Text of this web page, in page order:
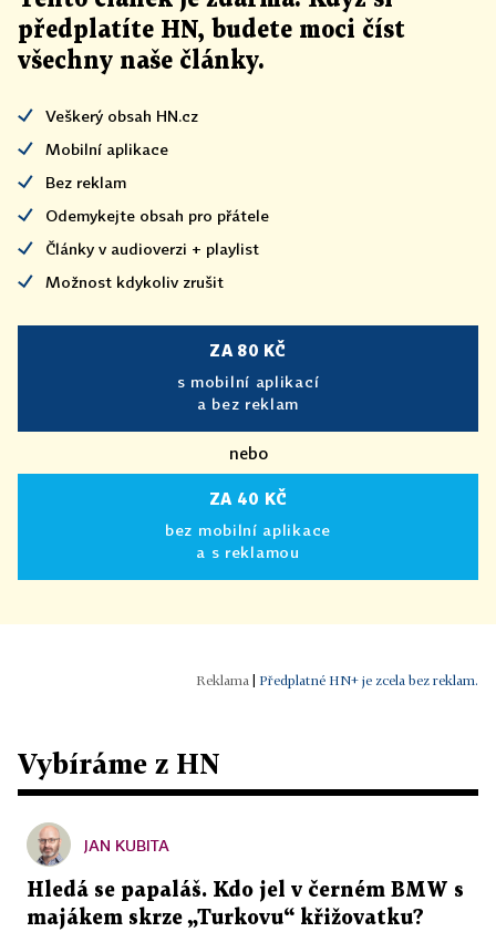
předplatíte HN, budete moci číst
všechny naše články.
Veškerý obsah HN.cz
Mobilní aplikace
Bez reklam
Odemykejte obsah pro přátele
Články v audioverzi + playlist
Možnost kdykoliv zrušit
ZA 80 KČ
s mobilní aplikací
a bez reklam
nebo
ZA 40 KČ
bez mobilní aplikace
a s reklamou
Předplatné HN+ je zcela bez reklam.
Vybíráme z HN
JAN KUBITA
Hledá se papaláš. Kdo jel v černém BMW s
majákem skrze „Turkovu“ křižovatku?